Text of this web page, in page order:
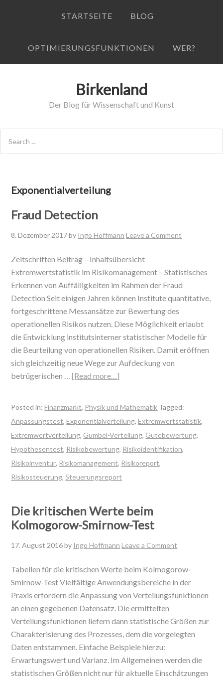
STARTSEITE BLOG
OPTIMIERUNGSFUNKTIONEN WER?
Birkenland
Der Blog für Wissenschaft und Kunst
Exponentialverteilung
Fraud Detection
8. Dezember 2017by Ingo Hoffmann Leave a Comment
Zeitschriften Beitrag – Inhaltsübersicht
Extremwertstatistik im Risikomanagement – Statistisches
Erkennen von Auffälligkeiten im Rahmen der Fraud
Detection Seit einigen Jahren können Institute quantitative,
fortgeschrittene Messansätze zur Bewertung des
operationellen Risikos nutzen. Diese Möglichkeit erlaubt
die Entwicklung institutsinterner statistischer Modelle für
die Beurteilung von operationellen Risiken. Damit eröffnen
sich gleichzeitig neue Wege zur Aufdeckung von
betrügerischen …[Read more…]
Posted in:Finanzmarkt, Physik und Mathematik Tagged:
Anpassungstest,Exponentialverteilung,Extremwertstatistik,
Extremwertverteilung, Gumbel-Verteilung, Gütebewertung,
Hypothesentest, Risikobewertung, Risikoidentifikation,
Risikoinventur, Risikomanagement, Risikoreport,
Risikosteuerung,Steuerungsreport
Die kritischen Werte beim
Kolmogorow-Smirnow-Test
17. August 2016by Ingo Hoffmann Leave a Comment
Tabellen für die kritischen Werte beim Kolmogorow-
Smirnow-Test Vielfältige Anwendungsbereiche in der
Praxis erfordern die Anpassung von Verteilungsfunktionen
an einen gegebenen Datensatz. Die ermittelten
Verteilungsfunktionen liefern dann statistische Größen zur
Charakterisierung des Prozesses, dem die vorgelegten
Daten entstammen. Einfache Beispiele hierzu:
Erwartungswert und Varianz. Im Allgemeinen werden die
statistischen Größen nicht nur für aktuelle Einschätzungen